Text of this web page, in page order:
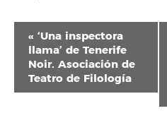
Navegación
del
Evento
« ‘Una inspectora
llama’ de Tenerife
Noir. Asociación de
Teatro de Filología